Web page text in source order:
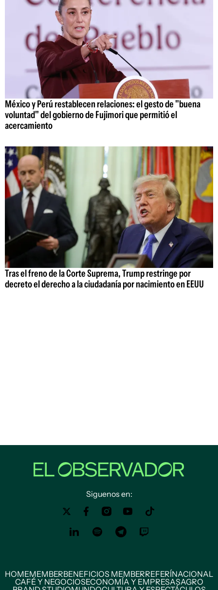
México y Perú restablecen relaciones: el gesto de "buena
voluntad" del gobierno de Fujimori que permitió el
acercamiento
Tras el freno de la Corte Suprema, Trump restringe por
decreto el derecho a la ciudadanía por nacimiento en EEUU
Siguenos en:
HOMEMEMBERBENEFICIOS MEMBERREFERÍNACIONAL
CAFÉ Y NEGOCIOSECONOMÍA Y EMPRESASAGRO